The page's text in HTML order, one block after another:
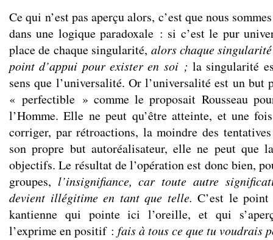
Ce qui n’est pas aperçu alors, c’est que nous
dans une logique paradoxale : si c’est le pur
place de chaque singularité, alors chaque
point d’appui pour exister en soi ; la singularité
sens que l’universalité. Or l’universalité est un but
« perfectible » comme le proposait Rousseau
l’Homme. Elle ne peut qu’être atteinte, et une
corriger, par rétroactions, la moindre des
son propre but autoréalisateur, elle ne peut que
objectifs. Le résultat de l’opération est donc bien,
groupes, l’insignifiance, car toute autre
devient illégitime en tant que telle.C’est le
kantienne qui pointe ici l’oreille, et qui
l’exprime en positif : fais à tous ce que tu voudrais